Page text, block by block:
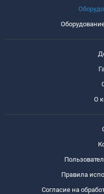
О
Правила
Согласие на